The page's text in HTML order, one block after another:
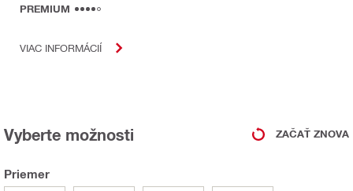
PREMIUM
VIAC INFORMÁCIÍ
Vyberte možnosti ZAČAŤ ZNOVA
Priemer